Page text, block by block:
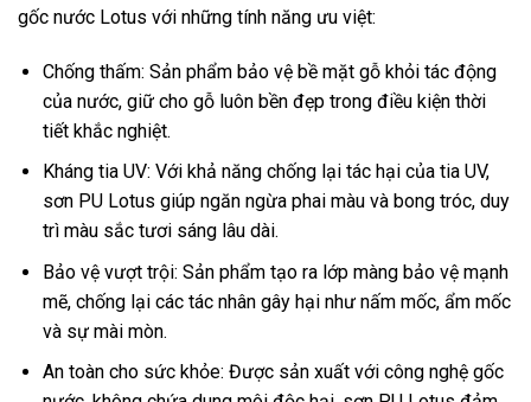
gốc nước Lotus với những tính năng ưu việt:
Chống thấm: Sản phẩm bảo vệ bề mặt gỗ khỏi tác động
của nước, giữ cho gỗ luôn bền đẹp trong điều kiện thời
tiết khắc nghiệt.
Kháng tia UV: Với khả năng chống lại tác hại của tia UV,
sơn PU Lotus giúp ngăn ngừa phai màu và bong tróc, duy
trì màu sắc tươi sáng lâu dài.
Bảo vệ vượt trội: Sản phẩm tạo ra lớp màng bảo vệ mạnh
mẽ, chống lại các tác nhân gây hại như nấm mốc, ẩm mốc
và sự mài mòn.
An toàn cho sức khỏe: Được sản xuất với công nghệ gốc